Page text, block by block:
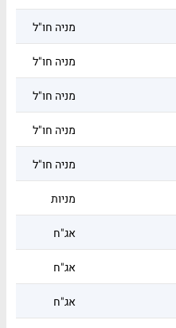
מניה חו"ל
מניה חו"ל
מניה חו"ל
מניה חו"ל
מניה חו"ל
מניות
אג"ח
אג"ח
אג"ח